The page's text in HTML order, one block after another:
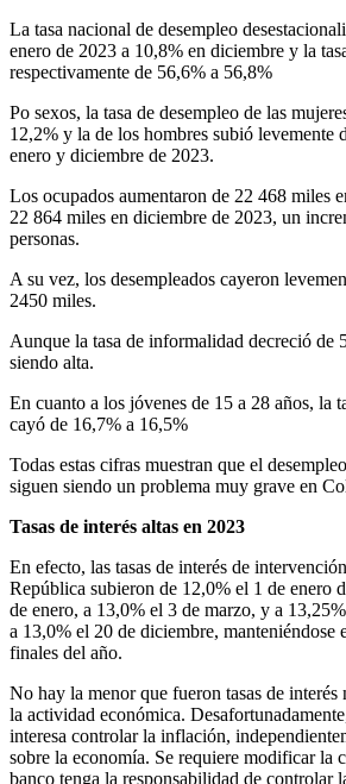
La tasa nacional de desempleo
enero de 2023 a 10,8% en diciembre y la
respectivamente de 56,6% a 56,8%
Po sexos, la tasa de desempleo de las
12,2% y la de los hombres subió levemente
enero y diciembre de 2023.
Los ocupados aumentaron de 22 468 miles
22 864 miles en diciembre de 2023, un
personas.
A su vez, los desempleados cayeron
2450 miles.
Aunque la tasa de informalidad decreció de
siendo alta.
En cuanto a los jóvenes de 15 a 28 años, la
cayó de 16,7% a 16,5%
Todas estas cifras muestran que el
siguen siendo un problema muy grave en
Tasas de interés altas en 2023
En efecto, las tasas de interés de
República subieron de 12,0% el 1 de enero
de enero, a 13,0% el 3 de marzo, y a
a 13,0% el 20 de diciembre, manteniéndose
finales del año.
No hay la menor que fueron tasas de interés
la actividad económica.
interesa controlar la inflación,
sobre la economía. Se requiere modificar la
banco tenga la responsabilidad de controlar